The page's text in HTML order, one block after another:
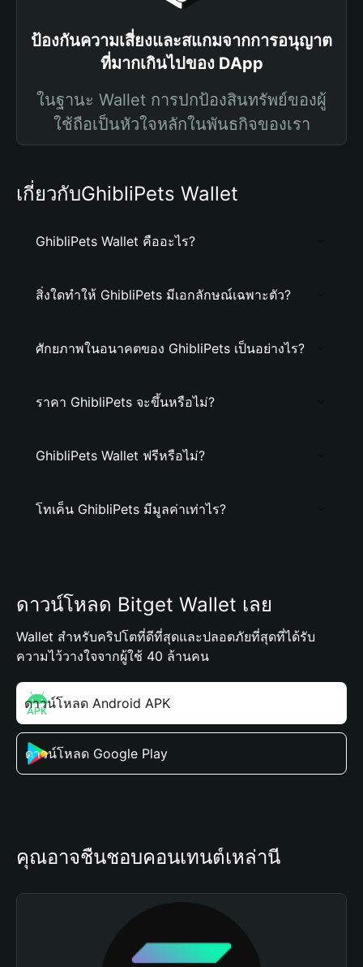
ป้องกันความเสี่ยงและสแกมจากการอนุญาต
ที่มากเกินไปของ DApp
ในฐานะ Wallet การปกป้องสินทรัพย์ของผู้
ใช้ถือเป็นหัวใจหลักในพันธกิจของเรา
เกี่ยวกับGhibliPets Wallet
GhibliPets Wallet คืออะไร?
สิ่งใดทำให้ GhibliPets มีเอกลักษณ์เฉพาะตัว?
ศักยภาพในอนาคตของ GhibliPets เป็นอย่างไร?
ราคา GhibliPets จะขึ้นหรือไม่?
GhibliPets Wallet ฟรีหรือไม่?
โทเค็น GhibliPets มีมูลค่าเท่าไร?
ดาวน์โหลด Bitget Wallet เลย
Wallet สำหรับคริปโตที่ดีที่สุดและปลอดภัยที่สุดที่ได้รับ
ความไว้วางใจจากผู้ใช้ 40 ล้านคน
ดาวน์โหลด Android APK
ดาวน์โหลด Google Play
คุณอาจชื่นชอบคอนเทนต์เหล่านี้